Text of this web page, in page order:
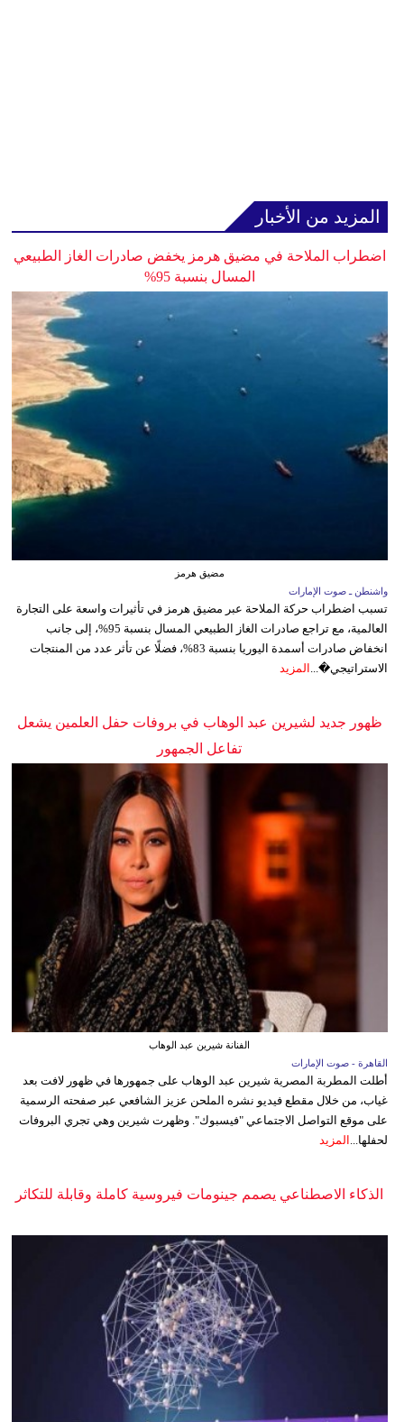
المزيد من الأخبار
اضطراب الملاحة في مضيق هرمز يخفض صادرات الغاز الطبيعي
المسال بنسبة 95%
مضيق هرمز
واشنطن ـ صوت الإمارات
تسبب اضطراب حركة الملاحة عبر مضيق هرمز في تأثيرات واسعة على التجارة
العالمية، مع تراجع صادرات الغاز الطبيعي المسال بنسبة 95%، إلى جانب
انخفاض صادرات أسمدة اليوريا بنسبة 83%، فضلًا عن تأثر عدد من المنتجات
الاستراتيجي�... المزيد
ظهور جديد لشيرين عبد الوهاب في بروفات حفل العلمين يشعل
تفاعل الجمهور
الفنانة شيرين عبد الوهاب
القاهرة - صوت الإمارات
أطلت المطربة المصرية شيرين عبد الوهاب على جمهورها في ظهور لافت بعد
غياب، من خلال مقطع فيديو نشره الملحن عزيز الشافعي عبر صفحته الرسمية
على موقع التواصل الاجتماعي "فيسبوك". وظهرت شيرين وهي تجري البروفات
لحفلها...
المزيد
الذكاء الاصطناعي يصمم جينومات فيروسية كاملة وقابلة للتكاثر